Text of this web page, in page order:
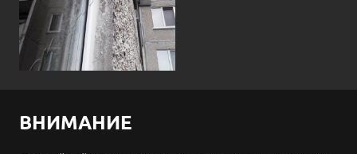
ВНИМАНИЕ